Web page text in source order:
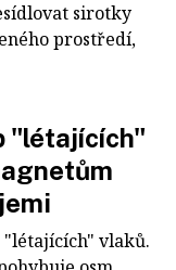
sirotky
prostředí,
"létajících"
"létajících" vlaků.